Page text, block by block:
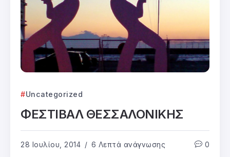
Uncategorized
ΦΕΣΤΙΒΑΛ ΘΕΣΣΑΛΟΝΙΚΗΣ
28 Ιουλίου, 2014 6 Λεπτά ανάγνωσης 0